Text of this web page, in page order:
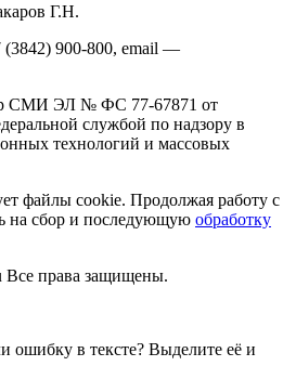
Г.Н.
900-800, email —
СМИ ЭЛ № ФС 77-67871 от
службой по надзору в
технологий и массовых
файлы cookie. Продолжая работу с
на сбор и последующую обработку
права защищены.
ошибку в тексте? Выделите её и